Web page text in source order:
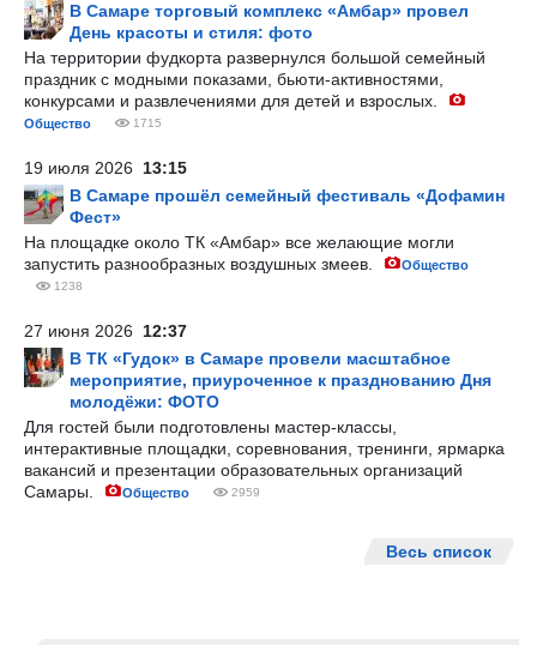
В Самаре торговый комплекс «Амбар» провел
День красоты и стиля: фото
На территории фудкорта развернулся большой семейный
праздник с модными показами, бьюти-активностями,
конкурсами и развлечениями для детей и взрослых.
Общество 1715
19 июля 2026 13:15
В Самаре прошёл семейный фестиваль «Дофамин
Фест»
На площадке около ТК «Амбар» все желающие могли
запустить разнообразных воздушных змеев.
Общество
1238
27 июня 2026 12:37
В ТК «Гудок» в Самаре провели масштабное
мероприятие, приуроченное к празднованию Дня
молодёжи: ФОТО
Для гостей были подготовлены мастер-классы,
интерактивные площадки, соревнования, тренинги, ярмарка
вакансий и презентации образовательных организаций
Самары.
Общество 2959
Весь список